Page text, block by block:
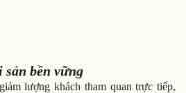
sản bền vững
lượng khách tham quan trực tiếp,